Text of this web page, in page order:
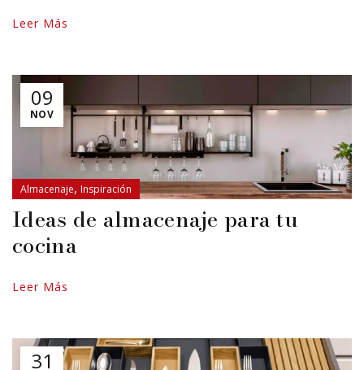
Leer Más
09
NOV
Almacenaje, Inspiración
Ideas de almacenaje para tu
cocina
Leer Más
31